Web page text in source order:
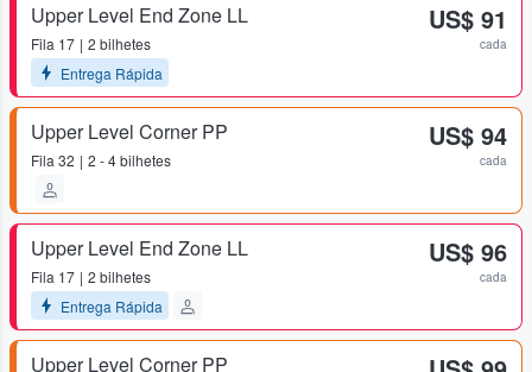
Upper Level End Zone LL
Fila 17
2 bilhetes
Entrega Rápida
US$ 91
cada
Upper Level Corner PP
Fila 32 2 - 4 bilhetes
US$ 94
cada
Upper Level End Zone LL
Fila 17
2 bilhetes
Entrega Rápida
US$ 96
cada
Upper Level Corner PP